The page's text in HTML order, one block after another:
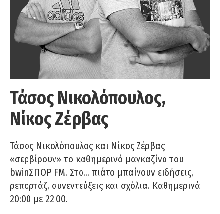
Τάσος Νικολόπουλος,
Νίκος Ζέρβας
Τάσος Νικολόπουλος και Νίκος Ζέρβας
«σερβίρουν» το καθημερινό μαγκαζίνο του
bwinΣΠΟΡ FM. Στο… πιάτο μπαίνουν ειδήσεις,
ρεπορτάζ, συνεντεύξεις και σχόλια. Καθημερινά
20:00 με 22:00.